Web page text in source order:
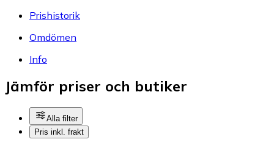
Prishistorik
Omdömen
Info
Jämför priser och butiker
Alla filter
Pris inkl. frakt